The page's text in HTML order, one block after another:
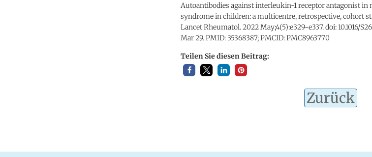
Autoantibodies against interleukin-1 receptor antagonist
syndrome in children: a multicentre, retrospective, cohort
Lancet Rheumatol. 2022 May;4(5):e329-e337. doi: 10.1016/
Mar 29. PMID: 35368387; PMCID: PMC8963770
Teilen Sie diesen Beitrag:
Zurück